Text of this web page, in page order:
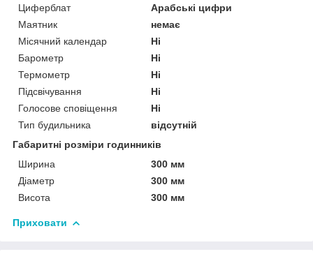
Циферблат
Арабські цифри
Маятник
немає
Місячний календар
Ні
Барометр
Ні
Термометр
Ні
Підсвічування
Ні
Голосове сповіщення
Ні
Тип будильника
відсутній
Габаритні розміри годинників
Ширина
300 мм
Діаметр
300 мм
Висота
300 мм
Приховати